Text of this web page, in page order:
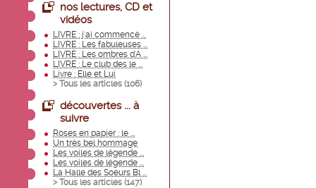
nos lectures, CD et
vidéos
LIVRE : j'ai commencé ...
LIVRE : Les fabuleuses ...
LIVRE : Les ombres d'A ...
LIVRE : Le club des le ...
Livre : Elle et Lui
> Tous les articles (106)
découvertes ... à
suivre
Roses en papier : le ...
Un très bel hommage
Les voiles de légende ...
Les voiles de légende ...
La Halle des Soeurs Bl ...
> Tous les articles (147)